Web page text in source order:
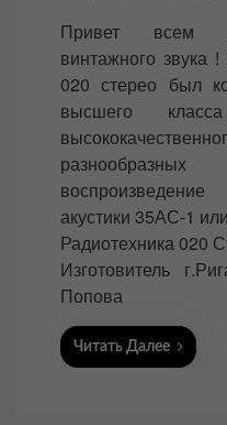
t
e
o
n
Привет всем
винтажного звука
020 стерео был
высшего
акустики 35АС-1
Радиотехника 020
Изготовитель
Попова
Читать Далее